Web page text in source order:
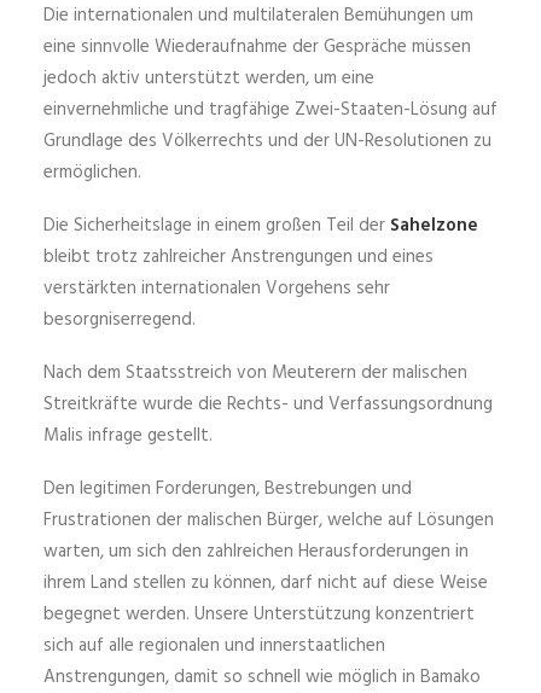
Die internationalen und multilateralen Bemühungen um
eine sinnvolle Wiederaufnahme der Gespräche müssen
jedoch aktiv unterstützt werden, um eine
einvernehmliche und tragfähige Zwei-Staaten-Lösung auf
Grundlage des Völkerrechts und der UN-Resolutionen zu
ermöglichen.
Die Sicherheitslage in einem großen Teil der Sahelzone
bleibt trotz zahlreicher Anstrengungen und eines
verstärkten internationalen Vorgehens sehr
besorgniserregend.
Nach dem Staatsstreich von Meuterern der malischen
Streitkräfte wurde die Rechts- und Verfassungsordnung
Malis infrage gestellt.
Den legitimen Forderungen, Bestrebungen und
Frustrationen der malischen Bürger, welche auf Lösungen
warten, um sich den zahlreichen Herausforderungen in
ihrem Land stellen zu können, darf nicht auf diese Weise
begegnet werden. Unsere Unterstützung konzentriert
sich auf alle regionalen und innerstaatlichen
Anstrengungen, damit so schnell wie möglich in Bamako